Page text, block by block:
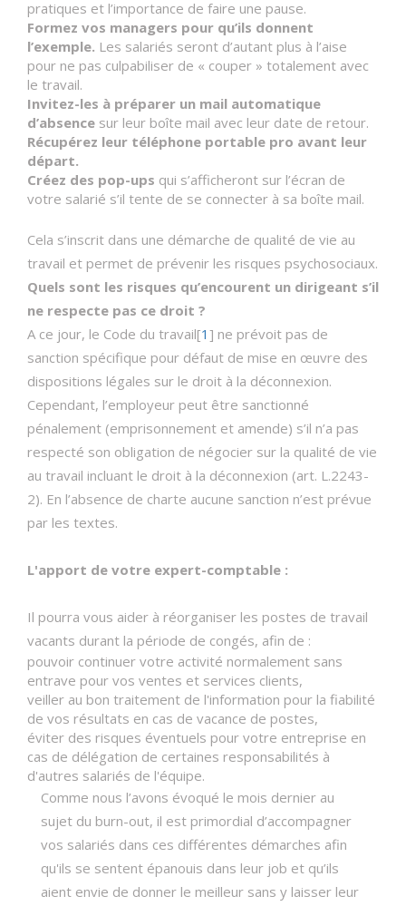
pratiques et l’importance de faire une pause.
Formez vos managers pour qu’ils donnent
l’exemple. Les salariés seront d’autant plus à l’aise
pour ne pas culpabiliser de « couper » totalement avec
le travail.
Invitez-les à préparer un mail automatique
d’absence sur leur boîte mail avec leur date de retour.
Récupérez leur téléphone portable pro avant leur
départ.
Créez des pop-ups qui s’afficheront sur l’écran de
votre salarié s’il tente de se connecter à sa boîte mail.
Cela s’inscrit dans une démarche de qualité de vie au
travail et permet de prévenir les risques psychosociaux.
Quels sont les risques qu’encourent un dirigeant s’il
ne respecte pas ce droit ?
A ce jour, le Code du travail[1 ] ne prévoit pas de
sanction spécifique pour défaut de mise en œuvre des
dispositions légales sur le droit à la déconnexion.
Cependant, l’employeur peut être sanctionné
pénalement (emprisonnement et amende) s’il n’a pas
respecté son obligation de négocier sur la qualité de vie
au travail incluant le droit à la déconnexion (art. L.2243-
2). En l’absence de charte aucune sanction n’est prévue
par les textes.
L'apport de votre expert-comptable :
Il pourra vous aider à réorganiser les postes de travail
vacants durant la période de congés, afin de :
pouvoir continuer votre activité normalement sans
entrave pour vos ventes et services clients,
veiller au bon traitement de l'information pour la fiabilité
de vos résultats en cas de vacance de postes,
éviter des risques éventuels pour votre entreprise en
cas de délégation de certaines responsabilités à
d'autres salariés de l'équipe.
Comme nous l’avons évoqué le mois dernier au
sujet du burn-out, il est primordial d’accompagner
vos salariés dans ces différentes démarches afin
qu'ils se sentent épanouis dans leur job et qu’ils
aient envie de donner le meilleur sans y laisser leur